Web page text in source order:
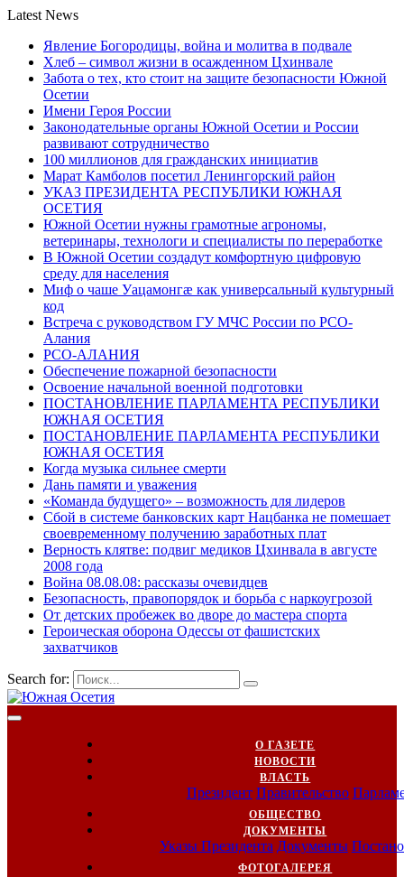
Latest News
Явление Богородицы, война и молитва в подвале
Хлеб – символ жизни в осажденном Цхинвале
Забота о тех, кто стоит на защите безопасности Южной
Осетии
Имени Героя России
Законодательные органы Южной Осетии и России
развивают сотрудничество
100 миллионов для гражданских инициатив
Марат Камболов посетил Ленингорский район
УКАЗ ПРЕЗИДЕНТА РЕСПУБЛИКИ ЮЖНАЯ
ОСЕТИЯ
Южной Осетии нужны грамотные агрономы,
ветеринары, технологи и специалисты по переработке
В Южной Осетии создадут комфортную цифровую
среду для населения
Миф о чаше Уацамонгæ как универсальный культурный
код
Встреча с руководством ГУ МЧС России по РСО-
Алания
РСО-АЛАНИЯ
Обеспечение пожарной безопасности
Освоение начальной военной подготовки
ПОСТАНОВЛЕНИЕ ПАРЛАМЕНТА РЕСПУБЛИКИ
ЮЖНАЯ ОСЕТИЯ
ПОСТАНОВЛЕНИЕ ПАРЛАМЕНТА РЕСПУБЛИКИ
ЮЖНАЯ ОСЕТИЯ
Когда музыка сильнее смерти
Дань памяти и уважения
«Команда будущего» – возможность для лидеров
Сбой в системе банковских карт Нацбанка не помешает
своевременному получению заработных плат
Верность клятве: подвиг медиков Цхинвала в августе
2008 года
Война 08.08.08: рассказы очевидцев
Безопасность, правопорядок и борьба с наркоугрозой
От детских пробежек во дворе до мастера спорта
Героическая оборона Одессы от фашистских
захватчиков
Search for:
О ГАЗЕТЕ
НОВОСТИ
ВЛАСТЬ
Президент Правительство
ОБЩЕСТВО
ДОКУМЕНТЫ
Указы Президента Документы
ФОТОГАЛЕРЕЯ